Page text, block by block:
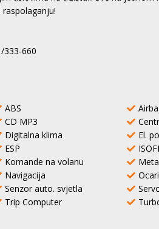
333-660
ABS
CD MP3
Digitalna klima
El.
ESP
Komande na volanu
Navigacija
Senzor auto. svjetla
Trip Computer